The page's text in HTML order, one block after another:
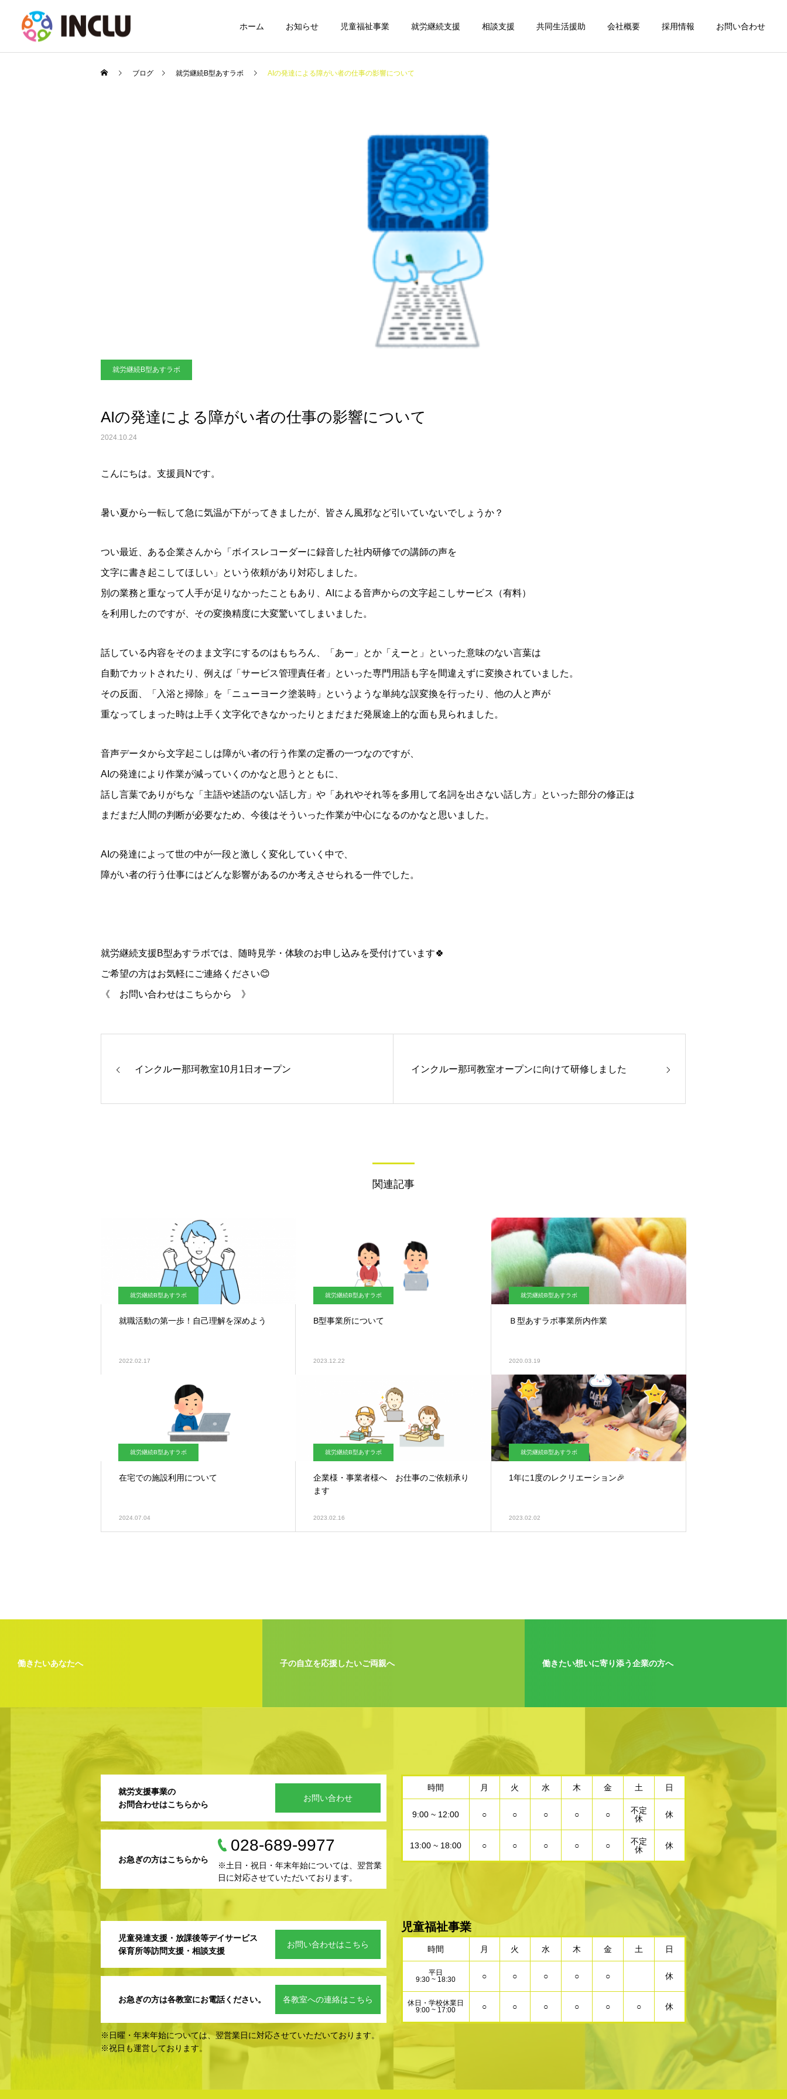
ホーム お知らせ 児童福祉事業 就労継続支援 相談支援 共同生活援助 会社概要 採用情報 お問い合わせ
ブログ 就労継続B型あすラボ AIの発達による障がい者の仕事の影響について
就労継続B型あすラボ
AIの発達による障がい者の仕事の影響について
2024.10.24
こんにちは。支援員Nです。
暑い夏から一転して急に気温が下がってきましたが、皆さん風邪など引いていないでしょうか？
つい最近、ある企業さんから「ボイスレコーダーに録音した社内研修での講師の声を
文字に書き起こしてほしい」という依頼があり対応しました。
別の業務と重なって人手が足りなかったこともあり、AIによる音声からの文字起こしサービス（有料）
を利用したのですが、その変換精度に大変驚いてしまいました。
話している内容をそのまま文字にするのはもちろん、「あー」とか「えーと」といった意味のない言葉は
自動でカットされたり、例えば「サービス管理責任者」といった専門用語も字を間違えずに変換されていました。
その反面、「入浴と掃除」を「ニューヨーク塗装時」というような単純な誤変換を行ったり、他の人と声が
重なってしまった時は上手く文字化できなかったりとまだまだ発展途上的な面も見られました。
音声データから文字起こしは障がい者の行う作業の定番の一つなのですが、
AIの発達により作業が減っていくのかなと思うとともに、
話し言葉でありがちな「主語や述語のない話し方」や「あれやそれ等を多用して名詞を出さない話し方」といった部分の修正は
まだまだ人間の判断が必要なため、今後はそういった作業が中心になるのかなと思いました。
AIの発達によって世の中が一段と激しく変化していく中で、
障がい者の行う仕事にはどんな影響があるのか考えさせられる一件でした。
就労継続支援B型あすラボでは、随時見学・体験のお申し込みを受付けています🍀
ご希望の方はお気軽にご連絡ください😊
《 お問い合わせはこちらから 》
インクルー那珂教室10月1日オープン インクルー那珂教室オープンに向けて研修しました
関連記事
就労継続B型あすラボ
就職活動の第一歩！自己理解を深めよう
2022.02.17
就労継続B型あすラボ
B型事業所について
2023.12.22
就労継続B型あすラボ
Ｂ型あすラボ事業所内作業
2020.03.19
就労継続B型あすラボ
在宅での施設利用について
2024.07.04
就労継続B型あすラボ
企業様・事業者様へ お仕事のご依頼承り
ます
2023.02.16
就労継続B型あすラボ
1年に1度のレクリエーション🎉
2023.02.02
働きたいあなたへ 子の自立を応援したいご両親へ 働きたい想いに寄り添う企業の方へ
就労支援事業の
お問合わせはこちらから
お問い合わせ
お急ぎの方はこちらから
028-689-9977
※土日・祝日・年末年始については、翌営業
日に対応させていただいております。
時間 月 火 水 木 金 土 日
9:00 ~ 12:00 ○ ○ ○ ○ ○
不定
休
休
13:00 ~ 18:00 ○ ○ ○ ○ ○
不定
休
休
児童発達支援・放課後等デイサービス
保育所等訪問支援・相談支援
お問い合わせはこちら
お急ぎの方は各教室にお電話ください。 各教室への連絡はこちら
※日曜・年末年始については、翌営業日に対応させていただいております。
※祝日も運営しております。
児童福祉事業
時間 月 火 水 木 金 土 日
平日
9:30 ~ 18:30
○ ○ ○ ○ ○ 休
休日・学校休業日
9:00 ~ 17:00
○ ○ ○ ○ ○ ○ 休